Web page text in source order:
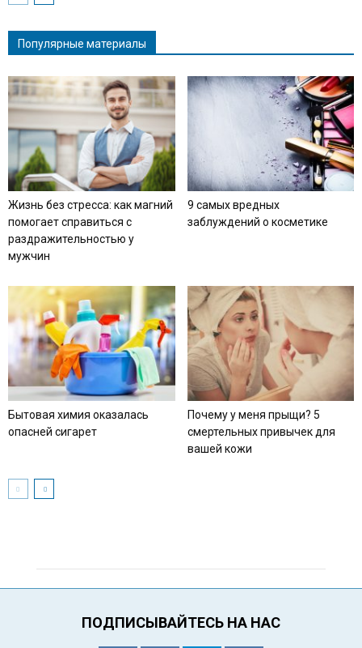
Популярные материалы
Жизнь без стресса: как магний
помогает справиться с
раздражительностью у
мужчин
9 самых вредных
заблуждений о косметике
Бытовая химия оказалась
опасней сигарет
Почему у меня прыщи? 5
смертельных привычек для
вашей кожи
ПОДПИСЫВАЙТЕСЬ НА НАС